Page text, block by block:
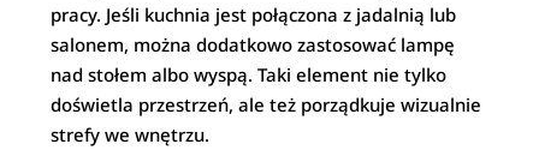
pracy. Jeśli kuchnia jest połączona z jadalnią lub
salonem, można dodatkowo zastosować lampę
nad stołem albo wyspą. Taki element nie tylko
doświetla przestrzeń, ale też porządkuje wizualnie
strefy we wnętrzu.